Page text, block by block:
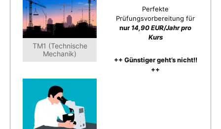
TM1 (Technische
Mechanik)
Perfekte
Prüfungsvorbereitung für
nur 14,90 EUR/Jahr pro
Kurs
++ Günstiger geht’s nicht!!
++